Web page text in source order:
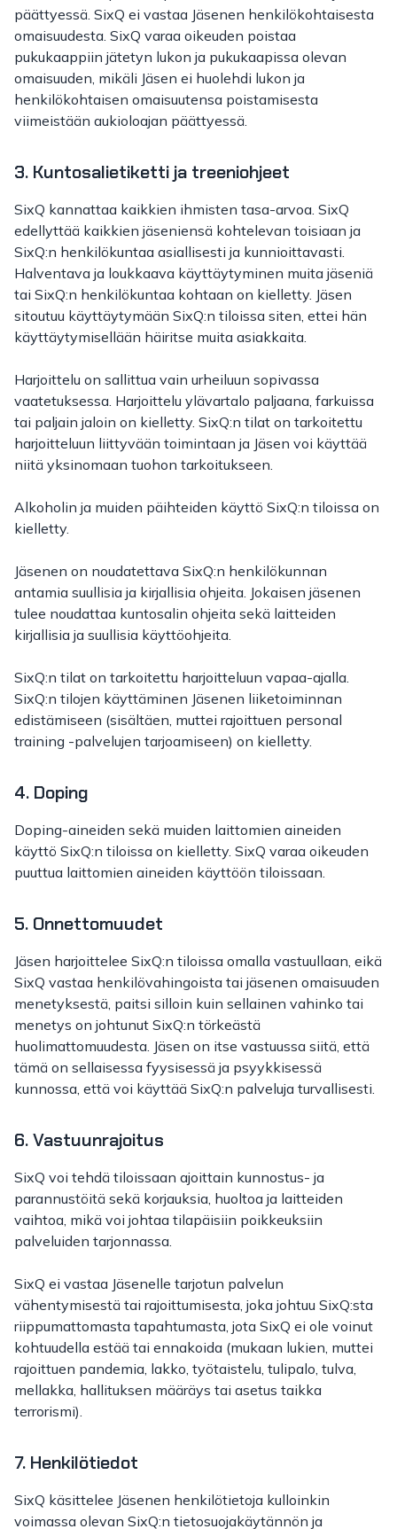
päättyessä. SixQ ei vastaa Jäsenen henkilökohtaisesta
omaisuudesta. SixQ varaa oikeuden poistaa
pukukaappiin jätetyn lukon ja pukukaapissa olevan
omaisuuden, mikäli Jäsen ei huolehdi lukon ja
henkilökohtaisen omaisuutensa poistamisesta
viimeistään aukioloajan päättyessä.
3. Kuntosalietiketti ja treeniohjeet
SixQ kannattaa kaikkien ihmisten tasa-arvoa. SixQ
edellyttää kaikkien jäseniensä kohtelevan toisiaan ja
SixQ:n henkilökuntaa asiallisesti ja kunnioittavasti.
Halventava ja loukkaava käyttäytyminen muita jäseniä
tai SixQ:n henkilökuntaa kohtaan on kielletty. Jäsen
sitoutuu käyttäytymään SixQ:n tiloissa siten, ettei hän
käyttäytymisellään häiritse muita asiakkaita.
Harjoittelu on sallittua vain urheiluun sopivassa
vaatetuksessa. Harjoittelu ylävartalo paljaana, farkuissa
tai paljain jaloin on kielletty. SixQ:n tilat on tarkoitettu
harjoitteluun liittyvään toimintaan ja Jäsen voi käyttää
niitä yksinomaan tuohon tarkoitukseen.
Alkoholin ja muiden päihteiden käyttö SixQ:n tiloissa on
kielletty.
Jäsenen on noudatettava SixQ:n henkilökunnan
antamia suullisia ja kirjallisia ohjeita. Jokaisen jäsenen
tulee noudattaa kuntosalin ohjeita sekä laitteiden
kirjallisia ja suullisia käyttöohjeita.
SixQ:n tilat on tarkoitettu harjoitteluun vapaa-ajalla.
SixQ:n tilojen käyttäminen Jäsenen liiketoiminnan
edistämiseen (sisältäen, muttei rajoittuen personal
training -palvelujen tarjoamiseen) on kielletty.
4. Doping
Doping-aineiden sekä muiden laittomien aineiden
käyttö SixQ:n tiloissa on kielletty. SixQ varaa oikeuden
puuttua laittomien aineiden käyttöön tiloissaan.
5. Onnettomuudet
Jäsen harjoittelee SixQ:n tiloissa omalla vastuullaan, eikä
SixQ vastaa henkilövahingoista tai jäsenen omaisuuden
menetyksestä, paitsi silloin kuin sellainen vahinko tai
menetys on johtunut SixQ:n törkeästä
huolimattomuudesta. Jäsen on itse vastuussa siitä, että
tämä on sellaisessa fyysisessä ja psyykkisessä
kunnossa, että voi käyttää SixQ:n palveluja turvallisesti.
6. Vastuunrajoitus
SixQ voi tehdä tiloissaan ajoittain kunnostus- ja
parannustöitä sekä korjauksia, huoltoa ja laitteiden
vaihtoa, mikä voi johtaa tilapäisiin poikkeuksiin
palveluiden tarjonnassa.
SixQ ei vastaa Jäsenelle tarjotun palvelun
vähentymisestä tai rajoittumisesta, joka johtuu SixQ:sta
riippumattomasta tapahtumasta, jota SixQ ei ole voinut
kohtuudella estää tai ennakoida (mukaan lukien, muttei
rajoittuen pandemia, lakko, työtaistelu, tulipalo, tulva,
mellakka, hallituksen määräys tai asetus taikka
terrorismi).
7. Henkilötiedot
SixQ käsittelee Jäsenen henkilötietoja kulloinkin
voimassa olevan SixQ:n tietosuojakäytännön ja